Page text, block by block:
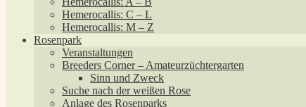
Hemerocallis: C – L
Hemerocallis: M – Z
Rosenpark
Veranstaltungen
Breeders Corner – Amateurzüchtergarten
Sinn und Zweck
Suche nach der weißen Rose
Anlage des Rosenparks